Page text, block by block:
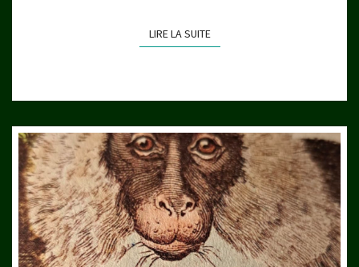
LIRE LA SUITELIRE LA SUITE